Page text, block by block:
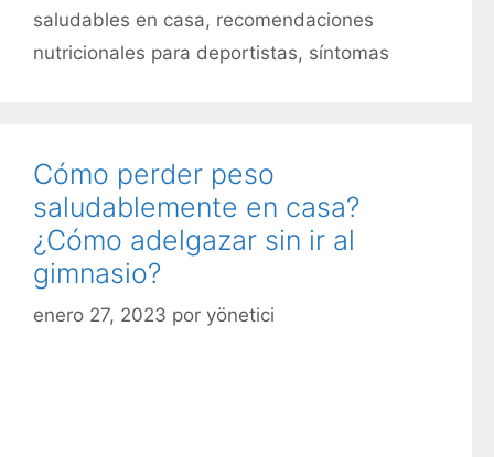
s
t
a
saludables en casa, recomendaciones
nutricionales para deportistas, síntomas
Cómo perder peso
saludablemente en casa?
¿Cómo adelgazar sin ir al
gimnasio?
enero 27, 2023 por yönetici